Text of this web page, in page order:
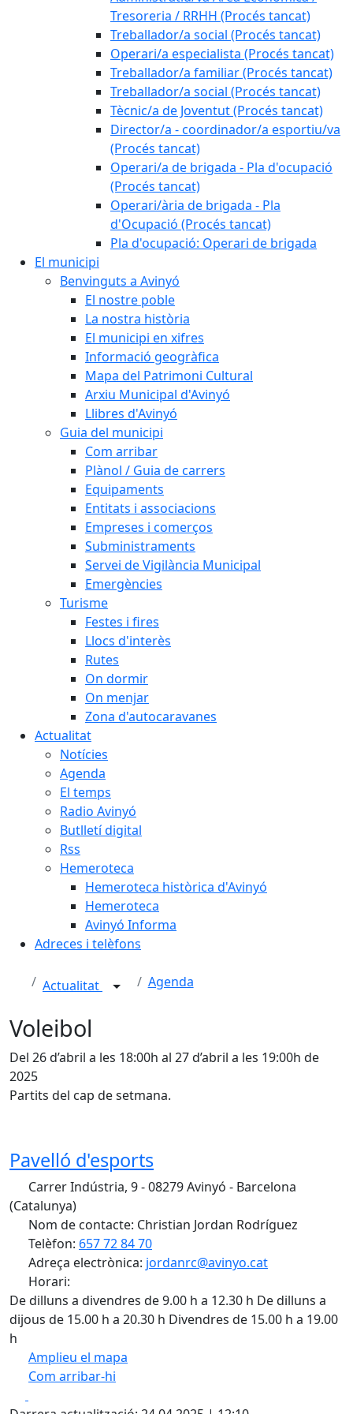
Tresoreria / RRHH (Procés tancat)
Treballador/a social (Procés tancat)
Operari/a especialista (Procés tancat)
Treballador/a familiar (Procés tancat)
Treballador/a social (Procés tancat)
Tècnic/a de Joventut (Procés tancat)
Director/a - coordinador/a esportiu/va
(Procés tancat)
Operari/a de brigada - Pla d'ocupació
(Procés tancat)
Operari/ària de brigada - Pla
d'Ocupació (Procés tancat)
Pla d'ocupació: Operari de brigada
El municipi
Benvinguts a Avinyó
El nostre poble
La nostra història
El municipi en xifres
Informació geogràfica
Mapa del Patrimoni Cultural
Arxiu Municipal d'Avinyó
Llibres d'Avinyó
Guia del municipi
Com arribar
Plànol / Guia de carrers
Equipaments
Entitats i associacions
Empreses i comerços
Subministraments
Servei de Vigilància Municipal
Emergències
Turisme
Festes i fires
Llocs d'interès
Rutes
On dormir
On menjar
Zona d'autocaravanes
Actualitat
Notícies
Agenda
El temps
Radio Avinyó
Butlletí digital
Rss
Hemeroteca
Hemeroteca històrica d'Avinyó
Hemeroteca
Avinyó Informa
Adreces i telèfons
Actualitat Agenda
Voleibol
Del 26 d’abril a les 18:00h al 27 d’abril a les 19:00h de
2025
Partits del cap de setmana.
Pavelló d'esports
Carrer Indústria, 9 - 08279 Avinyó - Barcelona
(Catalunya)
Nom de contacte: Christian Jordan Rodríguez
Telèfon: 657 72 84 70
Adreça electrònica: jordanrc@avinyo.cat
Horari:
De dilluns a divendres de 9.00 h a 12.30 h De dilluns a
dijous de 15.00 h a 20.30 h Divendres de 15.00 h a 19.00
h
Amplieu el mapa
Com arribar-hi
+